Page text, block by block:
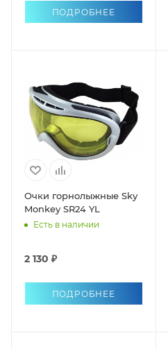
ПОДРОБНЕЕ
Очки горнолыжные Sky
Monkey SR24 YL
Есть в наличии
2 130 ₽
ПОДРОБНЕЕ